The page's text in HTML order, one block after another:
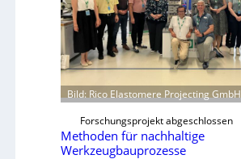
o
m
w
i
e
r
r
t
s
N
w
ü
h
Bild: Rico Elastomere Projecting GmbH
Forschungsprojekt abgeschlossen
Methoden für nachhaltige
Werkzeugbauprozesse